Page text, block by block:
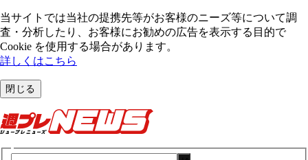
当サイトでは当社の提携先等がお客様のニーズ等について調
査・分析したり、お客様にお勧めの広告を表⽰する⽬的で
Cookie を使⽤する場合があります。
詳しくはこちら
閉じる